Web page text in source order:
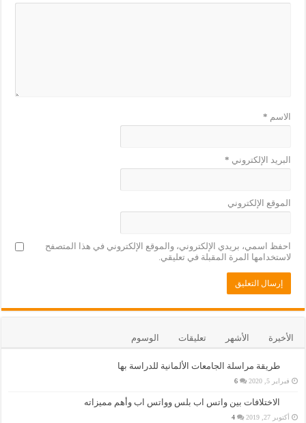
الاسم *
البريد الإلكتروني *
الموقع الإلكتروني
احفظ اسمي، بريدي الإلكتروني، والموقع الإلكتروني في هذا المتصفح
لاستخدامها المرة المقبلة في تعليقي.
الأخيرة الأشهر تعليقات الوسوم
طريقة مراسلة الجامعات الألمانية للدراسة بها
فبراير 5, 2020 6
الاختلافات بين واتس اب بلس وواتس اب وأهم مميزاته
أكتوبر 27, 2019 4